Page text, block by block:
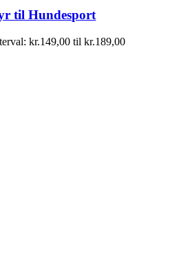
til Hundesport
kr.149,00 til kr.189,00